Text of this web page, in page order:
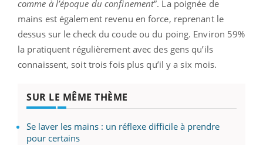
comme à l’époque du confinement”. La poignée de
mains est également revenu en force, reprenant le
dessus sur le check du coude ou du poing. Environ 59%
la pratiquent régulièrement avec des gens qu’ils
connaissent, soit trois fois plus qu’il y a six mois.
SUR LE MÊME THÈME
Se laver les mains : un réflexe difficile à prendre
pour certains